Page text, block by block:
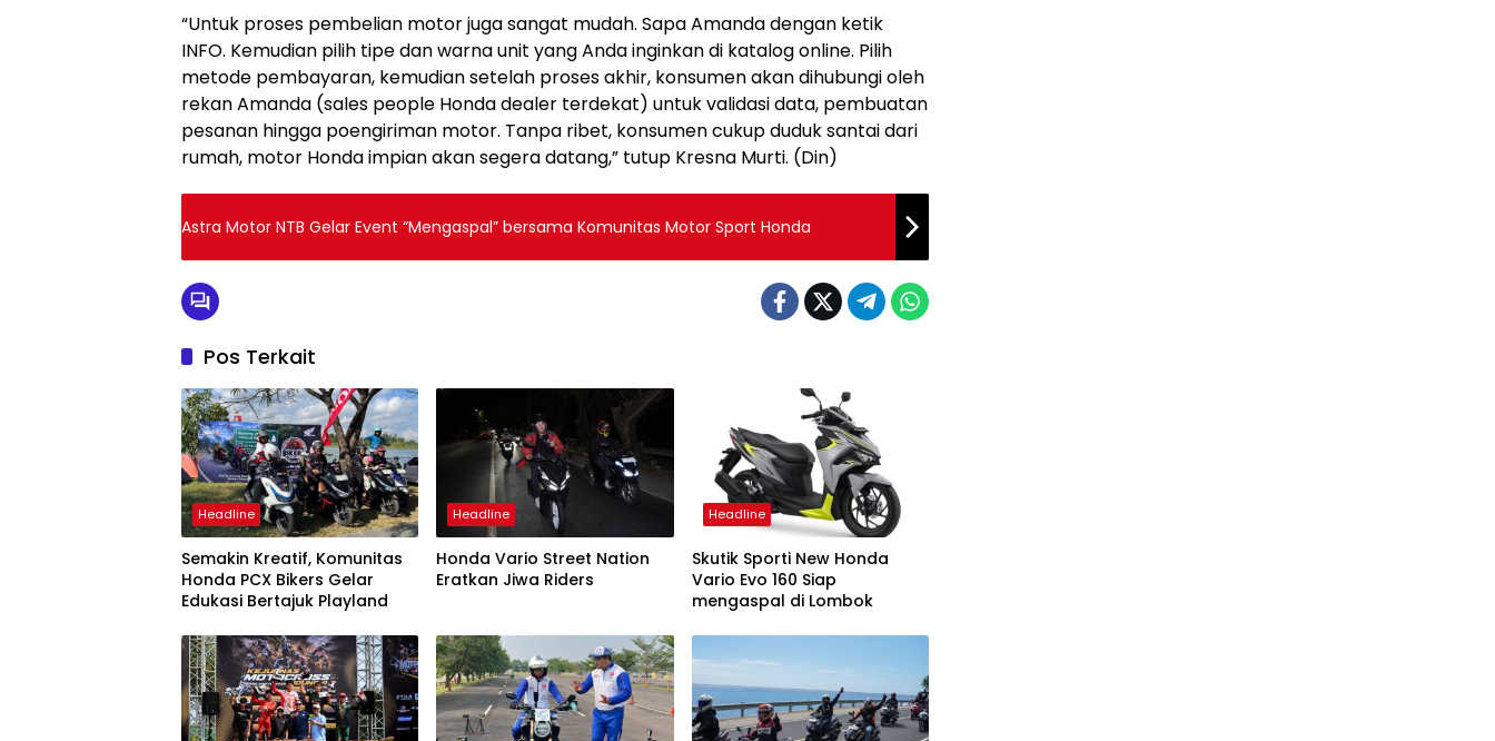
“Untuk proses pembelian motor juga sangat mudah. Sapa Amanda dengan ketik
INFO. Kemudian pilih tipe dan warna unit yang Anda inginkan di katalog online. Pilih
metode pembayaran, kemudian setelah proses akhir, konsumen akan dihubungi oleh
rekan Amanda (sales people Honda dealer terdekat) untuk validasi data, pembuatan
pesanan hingga poengiriman motor. Tanpa ribet, konsumen cukup duduk santai dari
rumah, motor Honda impian akan segera datang,” tutup Kresna Murti. (Din)
Astra Motor NTB Gelar Event “Mengaspal” bersama Komunitas Motor Sport Honda
Pos Terkait
Headline
Semakin Kreatif, Komunitas
Honda PCX Bikers Gelar
Edukasi Bertajuk Playland
Headline
Honda Vario Street Nation
Eratkan Jiwa Riders
Headline
Skutik Sporti New Honda
Vario Evo 160 Siap
mengaspal di Lombok